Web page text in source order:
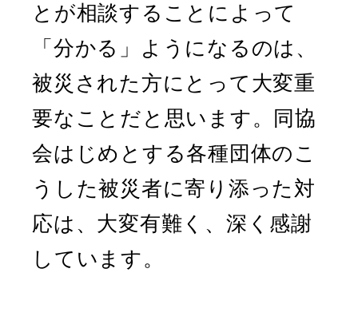
とが相談することによって
「分かる」ようになるのは、
被災された方にとって大変重
要なことだと思います。同協
会はじめとする各種団体のこ
うした被災者に寄り添った対
応は、大変有難く、深く感謝
しています。